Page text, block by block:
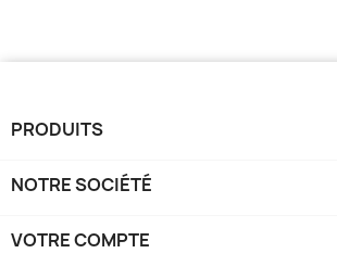
PRODUITS
NOTRE SOCIÉTÉ
VOTRE COMPTE